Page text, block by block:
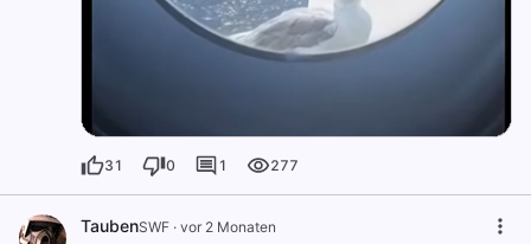
31 0 1 277
TaubenSWF · vor 2 Monaten